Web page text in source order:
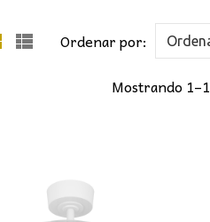
Ordenar por:
Mostrando